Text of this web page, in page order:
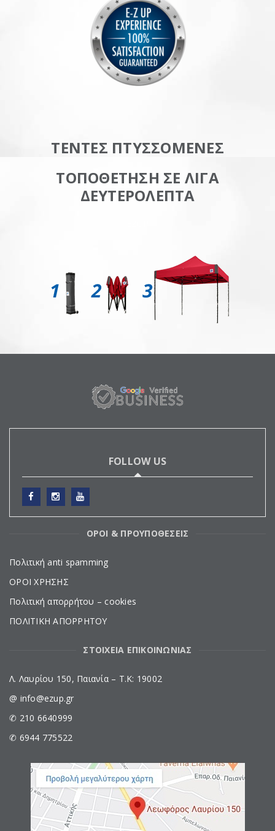
ΤΕΝΤΕΣ ΠΤΥΣΣΟΜΕΝΕΣ
ΤΟΠΟΘΕΤΗΣΗ ΣΕ ΛΙΓΑ
ΔΕΥΤΕΡΟΛΕΠΤΑ
FOLLOW US
ΟΡΟΙ & ΠΡΟΥΠΟΘΕΣΕΙΣ
Πολιτική anti spamming
ΟΡΟΙ ΧΡΗΣΗΣ
Πολιτική απορρήτου – cookies
ΠΟΛΙΤΙΚΗ ΑΠΟΡΡΗΤΟΥ
ΣΤΟΙΧΕΙΑ ΕΠΙΚΟΙΝΩΝΙΑΣ
Λ. Λαυρίου 150, Παιανία – Τ.Κ: 19002
@ info@ezup.gr
✆ 210 6640999
✆ 6944 775522